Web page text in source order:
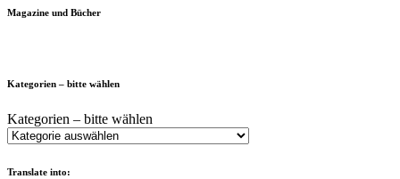
Magazine und Bücher
Kategorien – bitte wählen
Kategorien – bitte wählen
Translate into: